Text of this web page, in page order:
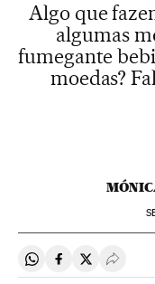
Algo que
algumas
fumegante
moedas?
Compartir en
Compartir en
Compartir